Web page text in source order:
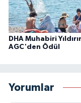
DHA Muhabiri
AGC'den Ödül
Yorumlar